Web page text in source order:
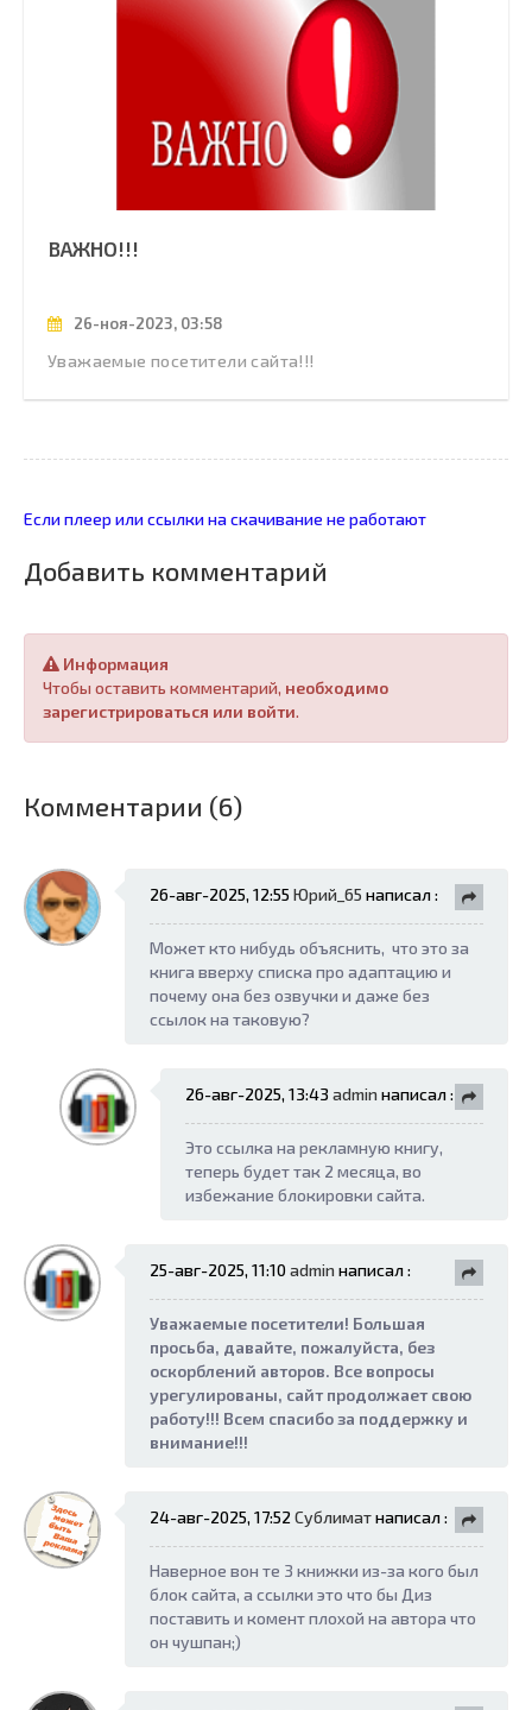
ВАЖНО!!!
26-ноя-2023, 03:58
Уважаемые посетители сайта!!!
Если плеер или ссылки на скачивание не работают
Добавить комментарий
Информация
Чтобы оставить комментарий, необходимо
зарегистрироваться или войти.
Комментарии (6)
26-авг-2025, 12:55 Юрий_65 написал :
Может кто нибудь объяснить, что это за
книга вверху списка про адаптацию и
почему она без озвучки и даже без
ссылок на таковую?
26-авг-2025, 13:43 admin написал :
Это ссылка на рекламную книгу,
теперь будет так 2 месяца, во
избежание блокировки сайта.
25-авг-2025, 11:10 admin написал :
Уважаемые посетители! Большая
просьба, давайте, пожалуйста, без
оскорблений авторов. Все вопросы
урегулированы, сайт продолжает свою
работу!!! Всем спасибо за поддержку и
внимание!!!
24-авг-2025, 17:52 Сублиматнаписал :
Наверное вон те 3 книжки из-за кого был
блок сайта, а ссылки это что бы Диз
поставить и комент плохой на автора что
он чушпан;)